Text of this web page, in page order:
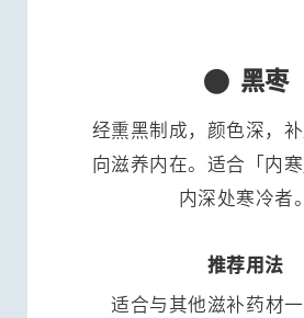
⚫ 黑枣
经熏黑制成，颜色深，
向滋养内在。适合「内
内深处寒冷者。
推荐用法
适合与其他滋补药材一